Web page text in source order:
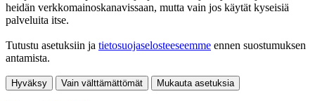
heidän verkkomainoskanavissaan, mutta vain jos käytät kyseisiä
palveluita itse.
Tutustu asetuksiin ja tietosuojaselosteeseemme ennen suostumuksen
antamista.
Hyväksy Vain välttämättömät Mukauta asetuksia